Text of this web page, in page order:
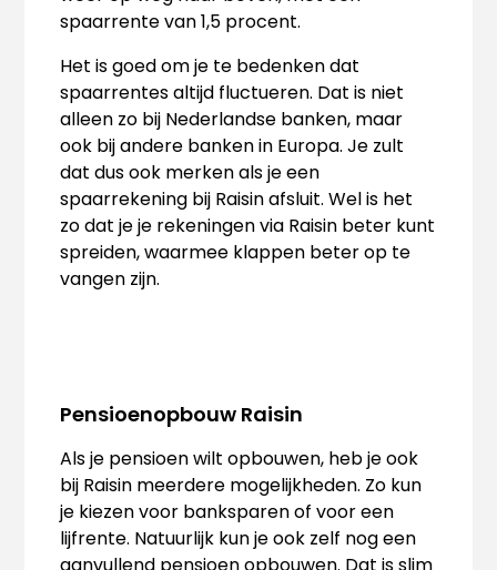
spaarrente van 1,5 procent.
Het is goed om je te bedenken dat
spaarrentes altijd fluctueren. Dat is niet
alleen zo bij Nederlandse banken, maar
ook bij andere banken in Europa. Je zult
dat dus ook merken als je een
spaarrekening bij Raisin afsluit. Wel is het
zo dat je je rekeningen via Raisin beter kunt
spreiden, waarmee klappen beter op te
vangen zijn.
Pensioenopbouw Raisin
Als je pensioen wilt opbouwen, heb je ook
bij Raisin meerdere mogelijkheden. Zo kun
je kiezen voor banksparen of voor een
lijfrente. Natuurlijk kun je ook zelf nog een
aanvullend pensioen opbouwen. Dat is slim